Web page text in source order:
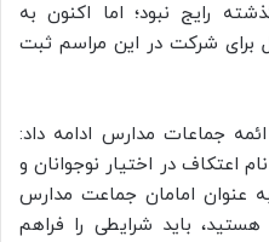
رایج نبود؛ اما اکنون به
برای شرکت در این مراسم ثبت
جماعات مدارس ادامه داد:
اعتکاف در اختیار نوجوانان و
عنوان امامان جماعت مدارس
باید شرایطی را فراهم